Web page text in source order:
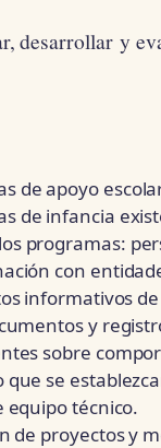
desarrollar y
de apoyo
de infancia
programas:
con
informativos
y
sobre
se
equipo técnico.
de proyectos y